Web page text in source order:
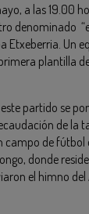
a las 19.00
denominado
Etxeberria. Un
plantilla
partido se
de la
campo de fútbol
donde
el himno